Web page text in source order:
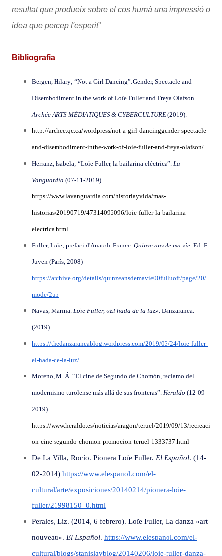
resultat que produeix sobre el cos humà una impressió o
idea que percep l'esperit”
Bibliografia
Bergen, Hilary; “Not a Girl Dancing”:Gender, Spectacle and
Disembodiment in the work of Loïe Fuller and Freya Olafson.
Archée ARTS MÉDIATIQUES & CYBERCULTURE (2019).
http://archee.qc.ca/wordpress/not-a-girl-dancinggender-spectacle-
and-disembodiment-inthe-work-of-loie-fuller-and-freya-olafson/
Herranz, Isabela; “Loïe Fuller, la bailarina eléctrica”. La
Vanguardia (07-11-2019).
https://www.lavanguardia.com/historiayvida/mas-
historias/20190719/47314096096/loie-fuller-la-bailarina-
electrica.html
Fuller, Loïe; prefaci d'Anatole France. Quinze ans de ma vie. Ed. F.
Juven (París, 2008)
https://archive.org/details/quinzeansdemavie00fulluoft/page/20/
mode/2up
Navas, Marina. Loïe Fuller, «El hada de la luz». Danzaránea.
(2019)
https://thedanzaraneablog.wordpress.com/2019/03/24/loie-fuller-
el-hada-de-la-luz/
Moreno, M. Á. “El cine de Segundo de Chomón, reclamo del
modernismo turolense más allá de sus fronteras”. Heraldo (12-09-
2019)
https://www.heraldo.es/noticias/aragon/teruel/2019/09/13/recreaci
on-cine-segundo-chomon-promocion-teruel-1333737.html
De La Villa, Rocío. Pionera Loïe Fuller. El Español. (14-
02-2014) https://www.elespanol.com/el-
cultural/arte/exposiciones/20140214/pionera-loie-
fuller/21998150_0.html
Perales, Liz. (2014, 6 febrero). Loïe Fuller, La danza «art
nouveau». El Español. https://www.elespanol.com/el-
cultural/blogs/stanislavblog/20140206/loie-fuller-danza-